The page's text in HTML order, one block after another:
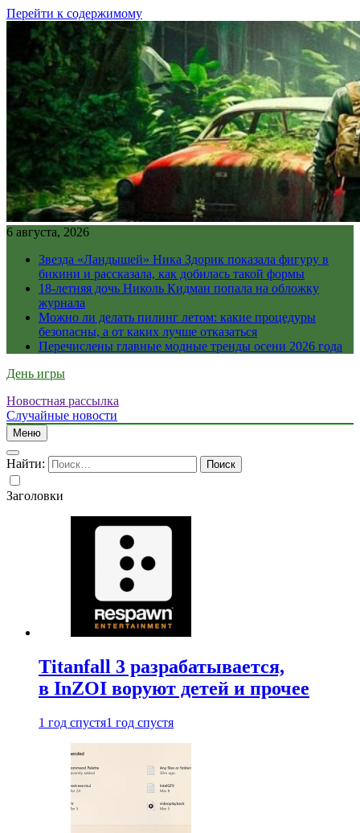
Перейти к содержимому
6 августа, 2026
Звезда «Ландышей» Ника Здорик показала фигуру в
бикини и рассказала, как добилась такой формы
18-летняя дочь Николь Кидман попала на обложку
журнала
Можно ли делать пилинг летом: какие процедуры
безопасны, а от каких лучше отказаться
Перечислены главные модные тренды осени 2026 года
День игры
Новостная рассылка
Случайные новости
Меню
Найти:
Заголовки
Titanfall 3 разрабатывается,
в InZOI воруют детей и прочее
1 год спустя1 год спустя